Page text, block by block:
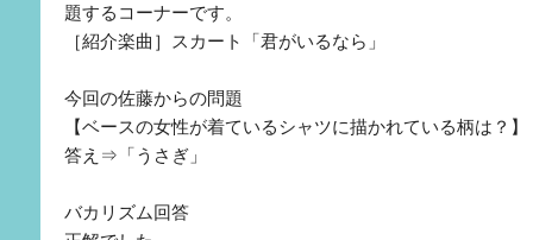
題するコーナーです。
［紹介楽曲］スカート「君がいるなら」
今回の佐藤からの問題
【ベースの女性が着ているシャツに描かれている柄は？】
答え⇒「うさぎ」
バカリズム回答